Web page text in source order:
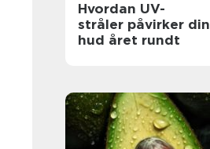
Hvordan UV-
stråler påvirker din
hud året rundt